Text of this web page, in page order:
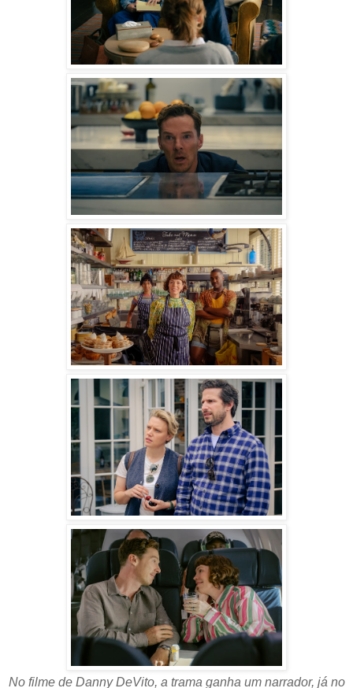
No filme de Danny DeVito, a trama ganha um narrador, já no